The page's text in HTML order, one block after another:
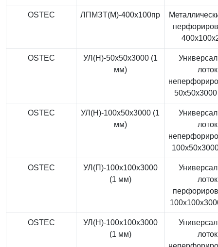
OSTEC ЛПМЗТ(М)-400x100пр
OSTEC
УЛ(Н)-50x50x3000 (1
мм)
лоток
OSTEC
УЛ(Н)-100x50x3000 (1
мм)
лоток
OSTEC
УЛ(П)-100x100x3000
(1 мм)
лоток
OSTEC
УЛ(Н)-100x100x3000
(1 мм)
лоток